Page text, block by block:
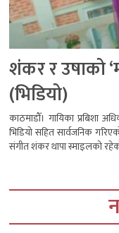
शंकर र उषाको
(भिडियो)
काठमाडौँ। गायिका प्रबिशा
भिडियो सहित सार्वजनिक
संगीत शंकर थापा स्माइलको